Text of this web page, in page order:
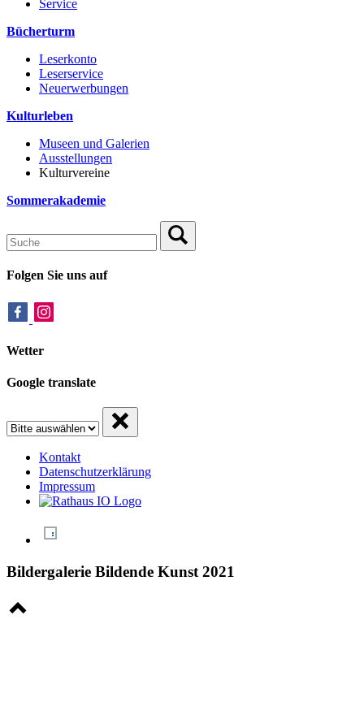
Service
Bücherturm
Leserkonto
Leserservice
Neuerwerbungen
Kulturleben
Museen und Galerien
Ausstellungen
Kulturvereine
Sommerakademie
Folgen Sie uns auf
Wetter
Google translate
Kontakt
Datenschutzerklärung
Impressum
Bildergalerie Bildende Kunst 2021